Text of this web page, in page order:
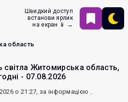
Швидкий доступ
встанови ярлик
на екран 📱 →
область
світла Житомирська область,
- 07.08.2026
о 21:27, за інформацією .